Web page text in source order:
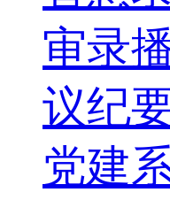
审录
议纪
党建